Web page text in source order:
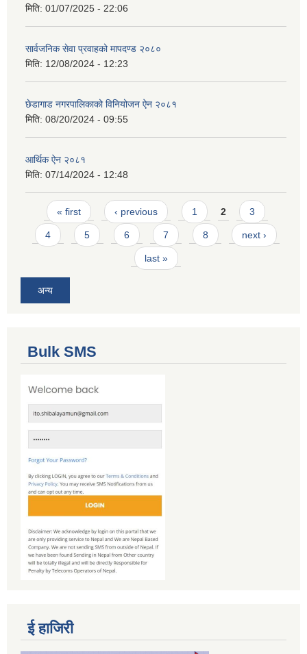
मिति: 01/07/2025 - 22:06
सार्वजनिक सेवा प्रवाहको मापदण्ड २०८०
मिति: 12/08/2024 - 12:23
छेडागाड नगरपालिकाको विनियोजन ऐन २०८१
मिति: 08/20/2024 - 09:55
आर्थिक ऐन २०८१
मिति: 07/14/2024 - 12:48
Pages
« first ‹ previous 1 2 3
4 5 6 7 8 next ›
last »
अन्य
Bulk SMS
ई हाजिरी